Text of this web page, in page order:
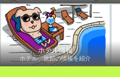
ホテル情報
ホテル、旅館の情報を紹介